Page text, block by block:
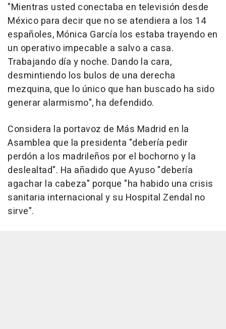
"Mientras usted conectaba en televisión desde
México para decir que no se atendiera a los 14
españoles, Mónica García los estaba trayendo en
un operativo impecable a salvo a casa.
Trabajando día y noche. Dando la cara,
desmintiendo los bulos de una derecha
mezquina, que lo único que han buscado ha sido
generar alarmismo", ha defendido.
Considera la portavoz de Más Madrid en la
Asamblea que la presidenta "debería pedir
perdón a los madrileños por el bochorno y la
deslealtad". Ha añadido que Ayuso "debería
agachar la cabeza" porque "ha habido una crisis
sanitaria internacional y su Hospital Zendal no
sirve".